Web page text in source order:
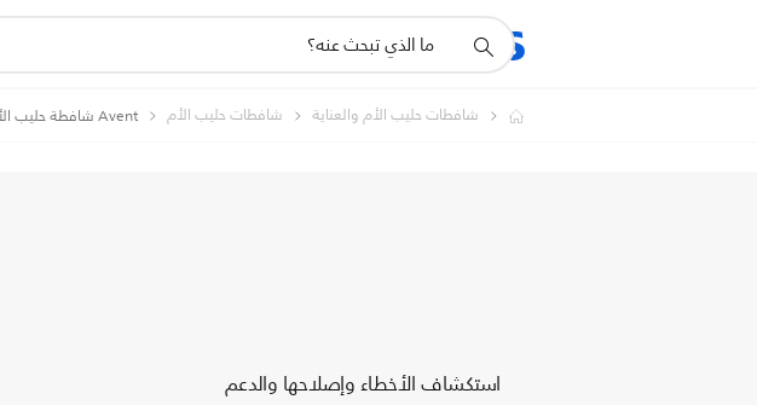
المنتجات
أيقونة
دعم
شافطات حليب الأم والعناية شافطات حليب الأم Avent شافطة حليب الأم الكهربائية الفردية من مجموعة Comfort
استكشاف الأخطاء وإصلاحها والدعم